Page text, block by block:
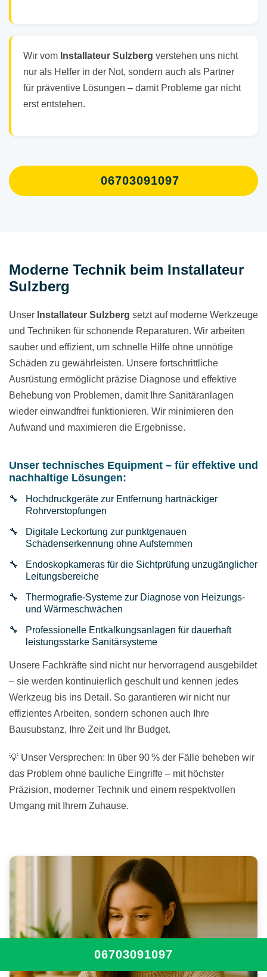
Wir vom Installateur Sulzberg verstehen uns nicht
nur als Helfer in der Not, sondern auch als Partner
für präventive Lösungen – damit Probleme gar nicht
erst entstehen.
06703091097
Moderne Technik beim Installateur
Sulzberg
Unser Installateur Sulzberg setzt auf moderne Werkzeuge
und Techniken für schonende Reparaturen. Wir arbeiten
sauber und effizient, um schnelle Hilfe ohne unnötige
Schäden zu gewährleisten. Unsere fortschrittliche
Ausrüstung ermöglicht präzise Diagnose und effektive
Behebung von Problemen, damit Ihre Sanitäranlagen
wieder einwandfrei funktionieren. Wir minimieren den
Aufwand und maximieren die Ergebnisse.
Unser technisches Equipment – für effektive und
nachhaltige Lösungen:
Hochdruckgeräte zur Entfernung hartnäckiger
Rohrverstopfungen
Digitale Leckortung zur punktgenauen
Schadenserkennung ohne Aufstemmen
Endoskopkameras für die Sichtprüfung unzugänglicher
Leitungsbereiche
Thermografie-Systeme zur Diagnose von Heizungs-
und Wärmeschwächen
Professionelle Entkalkungsanlagen für dauerhaft
leistungsstarke Sanitärsysteme
Unsere Fachkräfte sind nicht nur hervorragend ausgebildet
– sie werden kontinuierlich geschult und kennen jedes
Werkzeug bis ins Detail. So garantieren wir nicht nur
effizientes Arbeiten, sondern schonen auch Ihre
Bausubstanz, Ihre Zeit und Ihr Budget.
💡 Unser Versprechen: In über 90 % der Fälle beheben wir
das Problem ohne bauliche Eingriffe – mit höchster
Präzision, moderner Technik und einem respektvollen
Umgang mit Ihrem Zuhause.
06703091097